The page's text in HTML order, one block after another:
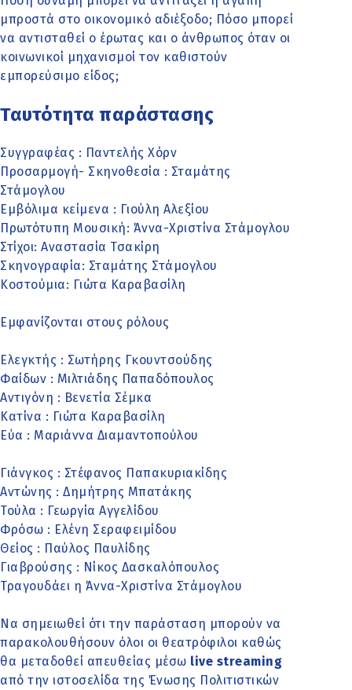
μπροστά στο οικονομικό αδιέξοδο; Πόσο μπορεί
να αντισταθεί ο έρωτας και ο άνθρωπος όταν οι
κοινωνικοί μηχανισμοί τον καθιστούν
εμπορεύσιμο είδος;
Ταυτότητα παράστασης
Συγγραφέας : Παντελής Χόρν
Προσαρμογή- Σκηνοθεσία : Σταμάτης
Στάμογλου
Εμβόλιμα κείμενα : Γιούλη Αλεξίου
Πρωτότυπη Μουσική: Άννα-Χριστίνα Στάμογλου
Στίχοι: Αναστασία Τσακίρη
Σκηνογραφία: Σταμάτης Στάμογλου
Κοστούμια: Γιώτα Καραβασίλη
Εμφανίζονται στους ρόλους
Ελεγκτής : Σωτήρης Γκουντσούδης
Φαίδων : Μιλτιάδης Παπαδόπουλος
Αντιγόνη : Βενετία Σέμκα
Κατίνα : Γιώτα Καραβασίλη
Εύα : Μαριάννα Διαμαντοπούλου
Γιάνγκος : Στέφανος Παπακυριακίδης
Αντώνης : Δημήτρης Μπατάκης
Τούλα : Γεωργία Αγγελίδου
Φρόσω : Ελένη Σεραφειμίδου
Θείος : Παύλος Παυλίδης
Γιαβρούσης : Νίκος Δασκαλόπουλος
Τραγουδάει η Άννα-Χριστίνα Στάμογλου
Να σημειωθεί ότι την παράσταση μπορούν να
παρακολουθήσουν όλοι οι θεατρόφιλοι καθώς
θα μεταδοθεί απευθείας μέσω live streaming
από την ιστοσελίδα της Ένωσης Πολιτιστικών